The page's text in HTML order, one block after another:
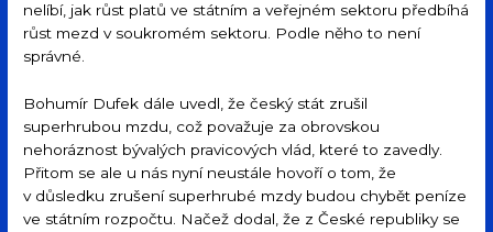
nelíbí, jak růst platů ve státním a veřejném sektoru předbíhá
růst mezd v soukromém sektoru. Podle něho to není
správné.
Bohumír Dufek dále uvedl, že český stát zrušil
superhrubou mzdu, což považuje za obrovskou
nehoráznost bývalých pravicových vlád, které to zavedly.
Přitom se ale u nás nyní neustále hovoří o tom, že
v důsledku zrušení superhrubé mzdy budou chybět peníze
ve státním rozpočtu. Načež dodal, že z České republiky se